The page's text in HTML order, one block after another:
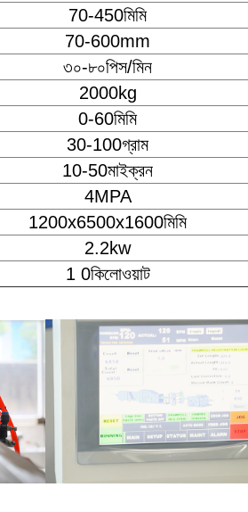
70-450মিমি
70-600mm
৩০-৮০পিস/মিন
2000kg
0-60মিমি
30-100গ্রাম
10-50মাইক্রন
4MPA
1200x6500x1600মিমি
2.2kw
1 0কিলোওয়াট